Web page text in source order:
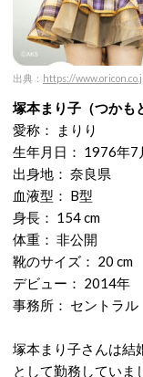
出典： https://
塚本まり子（つかも
愛称： まりり
生年月日： 1976年7
出身地： 奈良県
血液型： B型
身長： 154 cm
体重： 非公開
靴のサイズ： 20 cm
デビュー： 2014年
事務所： セントラル
塚本まり子さんは結
として勤務していま